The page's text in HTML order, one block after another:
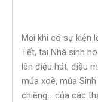
Mỗi khi có sự kiện
Tết, tại Nhà sinh
lên điệu hát, điệu
múa xoè, múa
chiêng… của các